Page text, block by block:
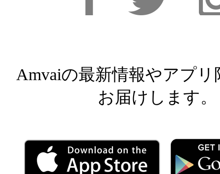
Amvaiの最新情報やアプリ
お届けします。